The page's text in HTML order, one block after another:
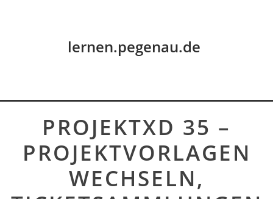
lernen.pegenau.de
PROJEKTXD 35 –
PROJEKTVORLAGEN
WECHSELN,